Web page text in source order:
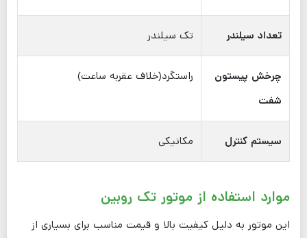
تعداد سیلندر تک سیلندر
چرخش پیستون
شفت
راستگرد(خلاف عقربه ساعت)
سیستم کنترل مکانیکی
موارد استفاده از موتور تک روبین
این موتور به دلیل کیفیت بالا و قیمت مناسب برای بسیاری از